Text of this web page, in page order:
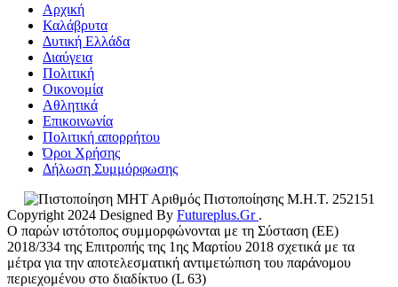
Αρχική
Καλάβρυτα
Δυτική Ελλάδα
Διαύγεια
Πολιτική
Οικονομία
Αθλητικά
Επικοινωνία
Πολιτική απορρήτου
Όροι Χρήσης
Δήλωση Συμμόρφωσης
Αριθμός Πιστοποίησης Μ.Η.Τ. 252151
Copyright 2024 Designed By Futureplus.Gr .
Ο παρών ιστότοπος συμμορφώνονται με τη Σύσταση (ΕΕ)
2018/334 της Επιτροπής της 1ης Μαρτίου 2018 σχετικά με τα
μέτρα για την αποτελεσματική αντιμετώπιση του παράνομου
περιεχομένου στο διαδίκτυο (L 63)